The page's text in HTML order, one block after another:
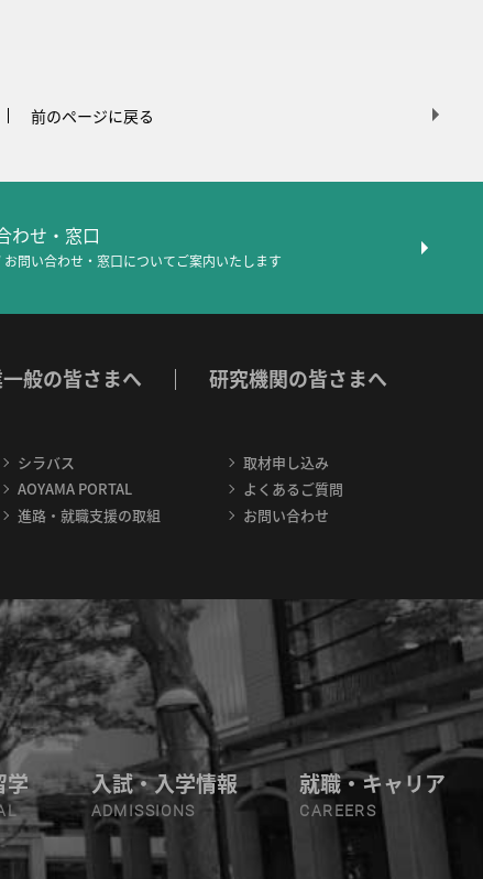
前のページに戻る
わせ・窓口
問い合わせ・窓口についてご案内いたします
般の皆さまへ 研究機関の皆さまへ
シラバス
AOYAMA PORTAL
進路・就職支援の取組
取材申し込み
よくあるご質問
お問い合わせ
学 入試・入学情報
ADMISSIONS
就職・キャリア
CAREERS